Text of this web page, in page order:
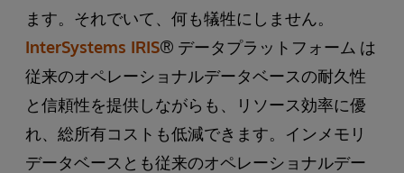
ます。それでいて、何も犠牲にしません。
InterSystems IRIS® データプラットフォーム は
従来のオペレーショナルデータベースの耐久性
と信頼性を提供しながらも、リソース効率に優
れ、総所有コストも低減できます。インメモリ
データベースとも従来のオペレーショナルデー